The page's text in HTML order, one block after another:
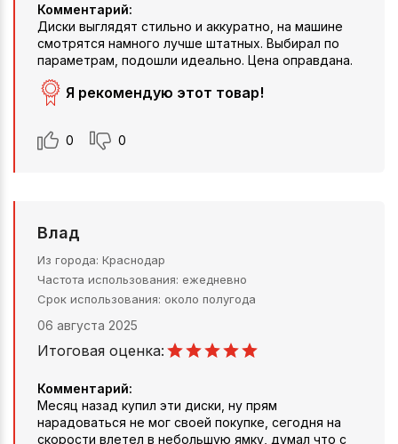
Комментарий:
Диски выглядят стильно и аккуратно, на машине
смотрятся намного лучше штатных. Выбирал по
параметрам, подошли идеально. Цена оправдана.
Я рекомендую этот товар!
0 0
Влад
Из города Краснодар
Частота использования ежедневно
Срок использования около полугода
06 августа 2025
Итоговая оценка:
Комментарий:
Месяц назад купил эти диски, ну прям
нарадоваться не мог своей покупке, сегодня на
скорости влетел в небольшую ямку, думал что с